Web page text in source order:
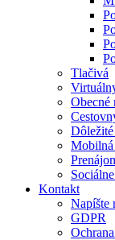
Tlačivá
Obecné
Dôležité
Mobilná
Kontakt
Napíšte
GDPR